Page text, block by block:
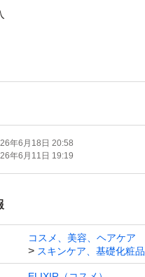
年6月18日 20:58
年6月11日 19:19
コスメ、美容、ヘアケア
スキンケア、基礎化粧品